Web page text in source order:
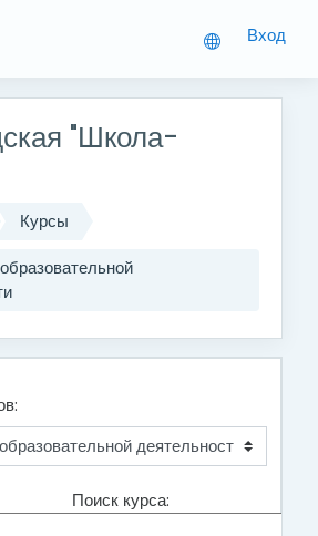
Вход
"Школа-
Курсы